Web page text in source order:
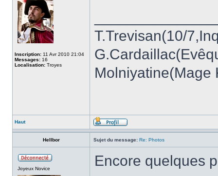
Inscription: 11 Avr 2010 21:04
Messages: 16
Localisation: Troyes
T.Trevisan(10/
Molniyatine(Mage
Haut
Hellbor Sujet du message: Re: Photos
Joyeux Novice Encore quelques